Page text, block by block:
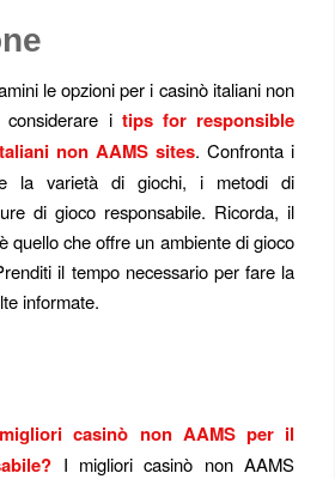
le opzioni per i casinò italiani non
i tips for responsible
non AAMS sites. Confronta i
la varietà di giochi, i metodi di
di gioco responsabile. Ricorda, il
quello che offre un ambiente di gioco
il tempo necessario per fare la
informate.
casinò non AAMS per il
I migliori casinò non AAMS